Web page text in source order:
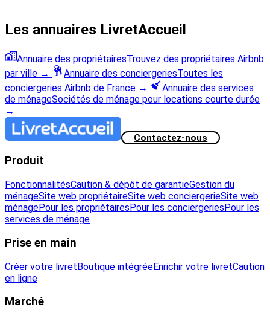
Les annuaires LivretAccueil
Annuaire des propriétairesTrouvez des propriétaires Airbnb
par ville → Annuaire des conciergeriesToutes les
conciergeries Airbnb de France →
Annuaire des services
de ménageSociétés de ménage pour locations courte durée
→
Contactez-nous
Produit
FonctionnalitésCaution & dépôt de garantieGestion du
ménageSite web propriétaireSite web conciergerieSite web
ménagePour les propriétaires Pour les conciergeries Pour les
services de ménage
Prise en main
Créer votre livretBoutique intégréeEnrichir votre livretCaution
en ligne
Marché